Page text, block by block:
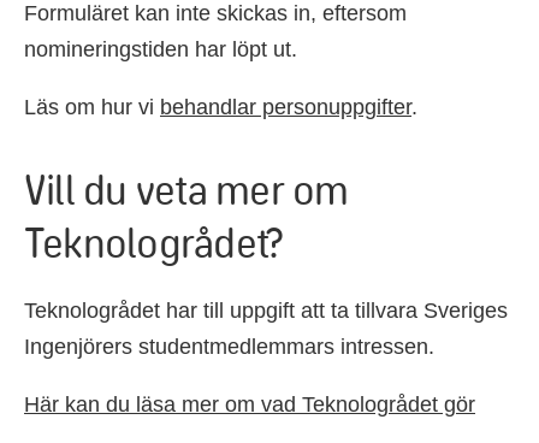
Formuläret kan inte skickas in, eftersom
nomineringstiden har löpt ut.
Läs om hur vi behandlar personuppgifter.
Vill du veta mer om
Teknologrådet?
Teknologrådet har till uppgift att ta tillvara Sveriges
Ingenjörers studentmedlemmars intressen.
Här kan du läsa mer om vad Teknologrådet gör